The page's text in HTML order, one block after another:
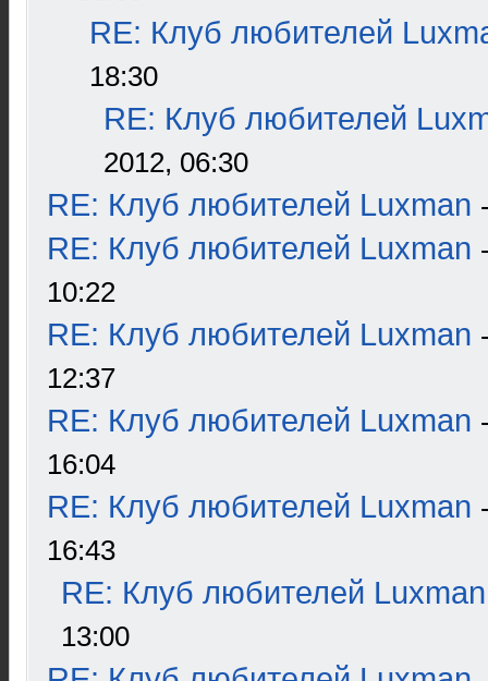
RE: Клуб любителей
18:30
RE: Клуб любителей
2012, 06:30
RE: Клуб любителей Luxman
RE: Клуб любителей Luxman
10:22
RE: Клуб любителей Luxman
12:37
RE: Клуб любителей Luxman
16:04
RE: Клуб любителей Luxman
16:43
RE: Клуб любителей Luxman
13:00